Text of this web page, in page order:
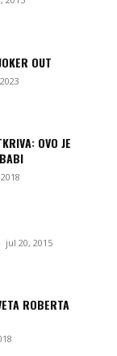
OUT
OVO JE
- jul 20, 2015
ROBERTA